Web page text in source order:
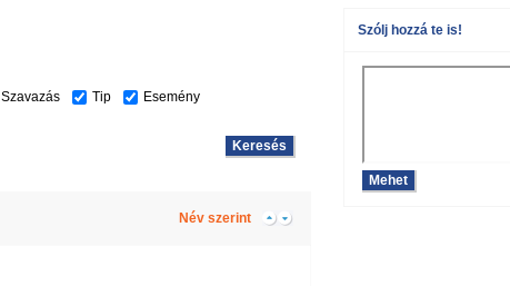
Szavazás Tip Esemény
Név szerint
Szólj hozzá te is!